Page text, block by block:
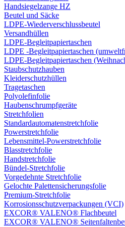
Handsiegelzange HZ
Beutel und Säcke
LDPE-Wiederverschlussbeutel
Versandhüllen
LDPE-Begleitpapiertaschen
LDPE -Begleitpapiertaschen
LDPE-Begleitpapiertaschen
Staubschutzhauben
Kleiderschutzhüllen
Tragetaschen
Polyolefinfolie
Haubenschrumpfgeräte
Stretchfolien
Standardautomatenstretchfolie
Powerstretchfolie
Lebensmittel-Powerstretchfolie
Blasstretchfolie
Handstretchfolie
Bündel-Stretchfolie
Vorgedehnte Stretchfolie
Gelochte Palettensicherungsfolie
Premium-Stretchfolie
Korrosionsschutzverpackungen (VCI)
EXCOR® VALENO® Flachbeutel
EXCOR® VALENO®